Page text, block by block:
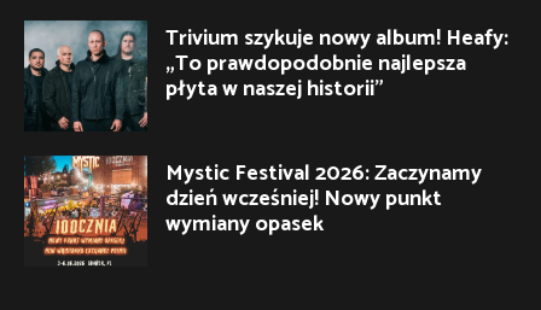
Trivium szykuje nowy album! Heafy:
„To prawdopodobnie najlepsza
płyta w naszej historii”
Mystic Festival 2026: Zaczynamy
dzień wcześniej! Nowy punkt
wymiany opasek